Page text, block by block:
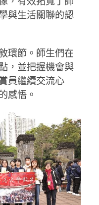
與生活關聯的認
環節。師生們在
，並把握機會與
員繼續交流心
感悟。